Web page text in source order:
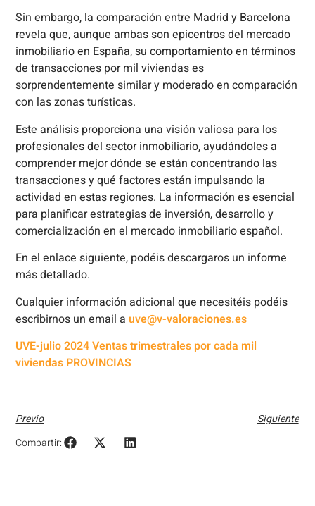
Sin embargo, la comparación entre Madrid y Barcelona
revela que, aunque ambas son epicentros del mercado
inmobiliario en España, su comportamiento en términos
de transacciones por mil viviendas es
sorprendentemente similar y moderado en comparación
con las zonas turísticas.
Este análisis proporciona una visión valiosa para los
profesionales del sector inmobiliario, ayudándoles a
comprender mejor dónde se están concentrando las
transacciones y qué factores están impulsando la
actividad en estas regiones. La información es esencial
para planificar estrategias de inversión, desarrollo y
comercialización en el mercado inmobiliario español.
En el enlace siguiente, podéis descargaros un informe
más detallado.
Cualquier información adicional que necesitéis podéis
escribirnos un email auve@v-valoraciones.es
UVE-julio 2024 Ventas trimestrales por cada mil
viviendas PROVINCIAS
Previo
Siguiente
Compartir: